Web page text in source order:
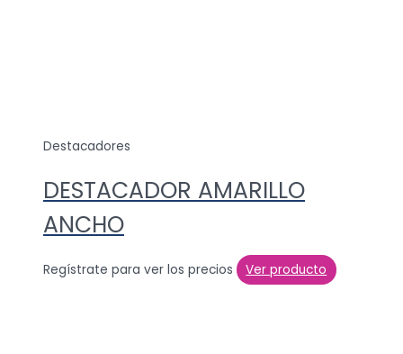
Destacadores
DESTACADOR AMARILLO
ANCHO
Regístrate para ver los precios Ver producto